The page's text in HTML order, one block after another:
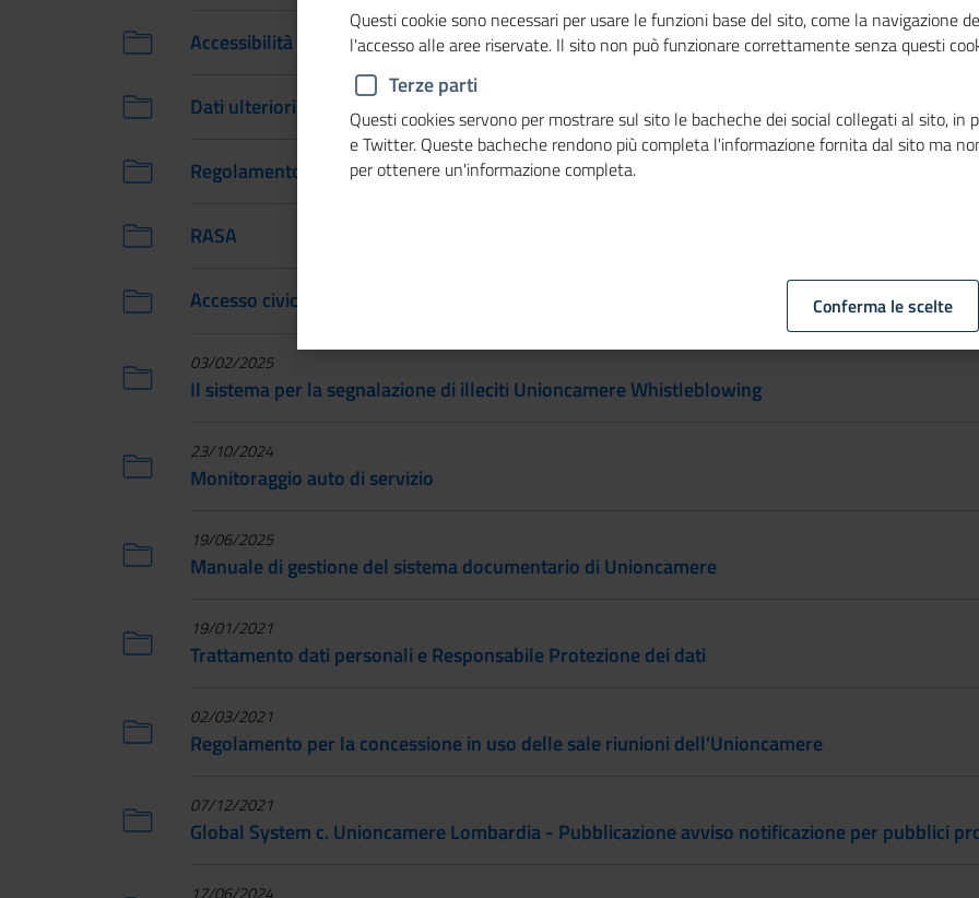
Accessibilità e Catalogo dei dati, metadati e banche dati
Dati ulteriori
Regolamento verifiche a campione possesso requisiti D. Lgs. 36/2023
RASA
Accesso civico
03/02/2025
Il sistema per la segnalazione di illeciti Unioncamere Whistleblowing
23/10/2024
Monitoraggio auto di servizio
19/06/2025
Manuale di gestione del sistema documentario di Unioncamere
19/01/2021
Trattamento dati personali e Responsabile Protezione dei dati
02/03/2021
Regolamento per la concessione in uso delle sale riunioni dell'Unioncamere
07/12/2021
Global System c. Unioncamere Lombardia - Pubblicazione avviso notificazione per pubblici
Questi cookie sono necessari per usare le funzioni base del sito, come la navigazione
l'accesso alle aree riservate. Il sito non può funzionare correttamente senza questi
Terze parti
Questi cookies servono per mostrare sul sito le bacheche dei social collegati al sito, in
e Twitter. Queste bacheche rendono più completa l'informazione fornita dal sito ma
per ottenere un'informazione completa.
Conferma le scelte